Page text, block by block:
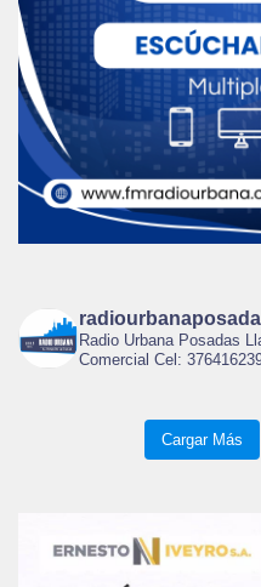
Radio Urbana Posadas
Comercial Cel:
Cargar Más